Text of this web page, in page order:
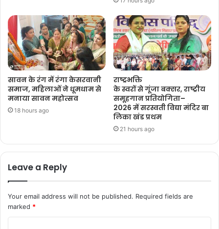
सावन के रंग में रंगा केसरवानी
समाज, महिलाओं ने धूमधाम से
मनाया सावन महोत्सव
18 hours ago
राष्ट्रभक्ति
के स्वरों से गूंजा बक्सर, राष्ट्रीय
समूहगान प्रतियोगिता–
2026 में सरस्वती विद्या मंदिर बा
लिका खंड प्रथम
21 hours ago
Leave a Reply
Your email address will not be published. Required fields are
marked *